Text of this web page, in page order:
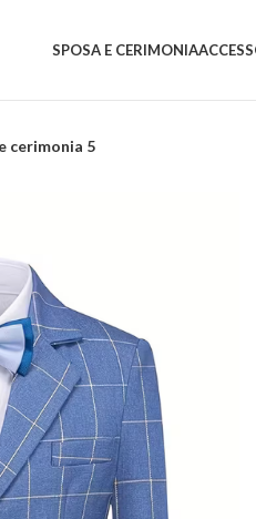
SPOSA E CERIMONIA
cerimonia 5